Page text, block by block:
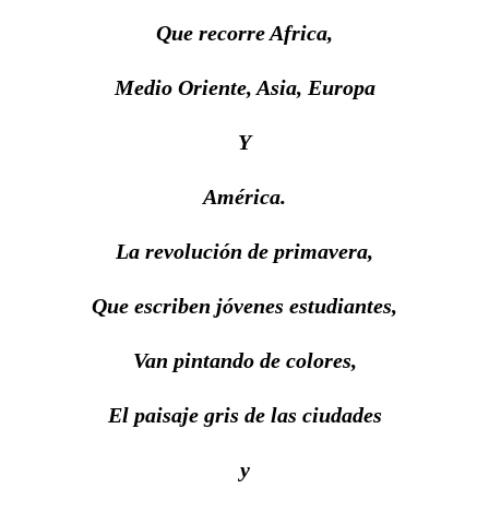
Que recorre Africa,
Medio Oriente, Asia, Europa
Y
América.
La revolución de primavera,
Que escriben jóvenes estudiantes,
Van pintando de colores,
El paisaje gris de las ciudades
y